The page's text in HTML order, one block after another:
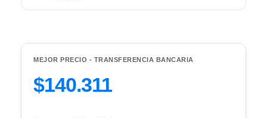
MEJOR PRECIO - TRANSFERENCIA BANCARIA
$140.311